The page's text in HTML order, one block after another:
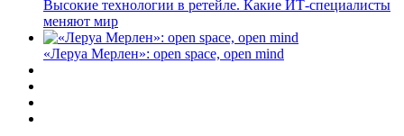
Высокие технологии в ретейле. Какие ИТ-специалисты
меняют мир
«Леруа Мерлен»: open space, open mind